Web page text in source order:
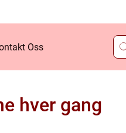
Oss
hver gang